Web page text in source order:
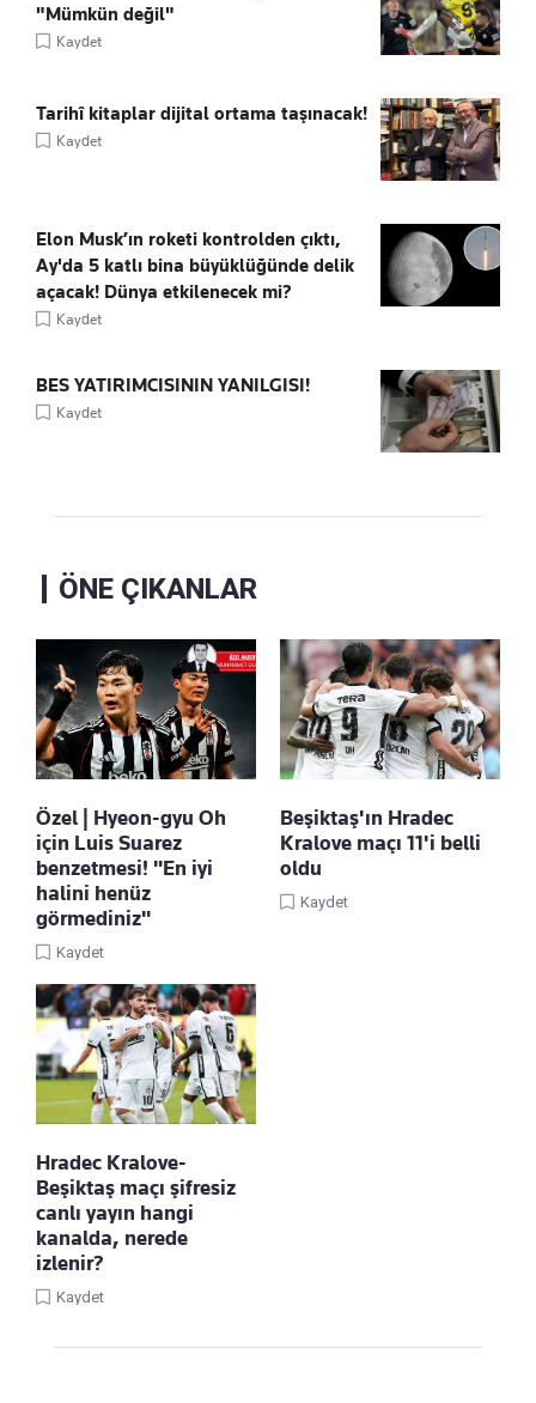
"Mümkün değil"
Kaydet
Tarihî kitaplar dijital ortama taşınacak!
Kaydet
Elon Musk’ın roketi kontrolden çıktı,
Ay'da 5 katlı bina büyüklüğünde delik
açacak! Dünya etkilenecek mi?
Kaydet
BES YATIRIMCISININ YANILGISI!
Kaydet
ÖNE ÇIKANLAR
Özel | Hyeon-gyu Oh
için Luis Suarez
benzetmesi! "En iyi
halini henüz
görmediniz"
Kaydet
Beşiktaş'ın Hradec
Kralove maçı 11'i belli
oldu
Kaydet
Hradec Kralove-
Beşiktaş maçı şifresiz
canlı yayın hangi
kanalda, nerede
izlenir?
Kaydet